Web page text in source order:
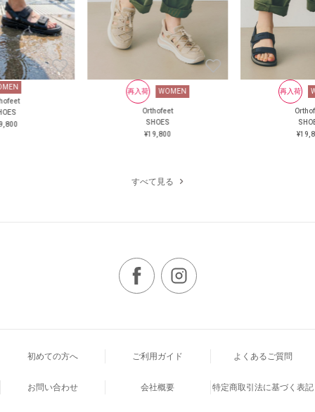
再入荷 WOMEN
Orthofeet
SHOES
¥19,800
再入荷
すべて見る
初めての方へ ご利用ガイド よくあるご質問
お問い合わせ 会社概要 特定商取引法に基づく表記